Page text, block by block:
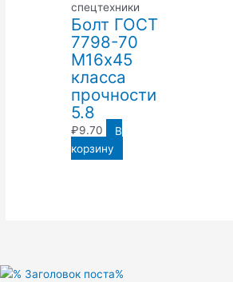
спецтехники
Болт ГОСТ
7798-70
М16х45
класса
прочности
5.8
₽9.70
В
корзину